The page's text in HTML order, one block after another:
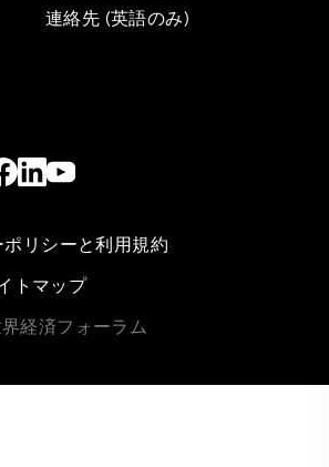
連絡先 (英語のみ)
リシーと利用規約
トマップ
経済フォーラム